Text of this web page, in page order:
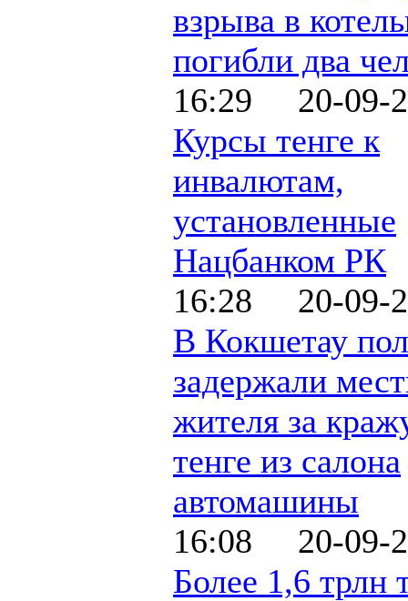
взрыва в
погибли два
16:29 20-09-
Курсы тенге к
инвалютам,
установленные
Нацбанком РК
16:28 20-09-
В Кокшетау
задержали
жителя за
тенге из салона
автомашины
16:08 20-09-
Более 1,6 трлн